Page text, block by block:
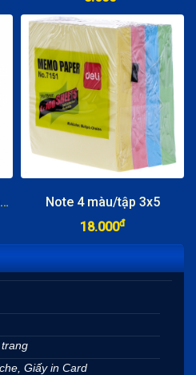
Giấy phân trang Nilon 5 màu
Note 4 màu/tập 3x5
18.000đ
Giấy in Card